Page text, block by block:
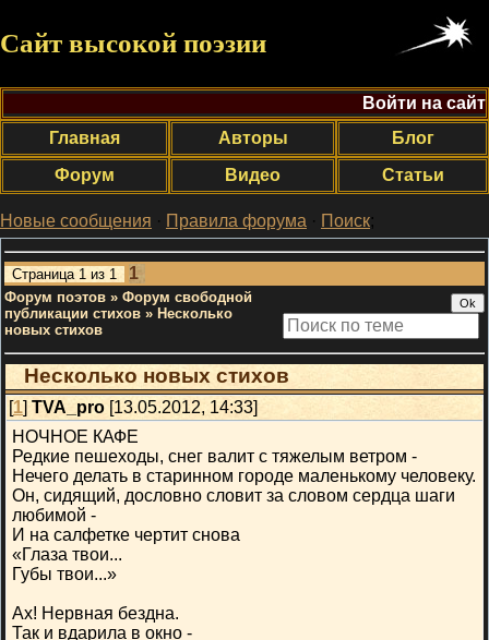
Сайт высокой поэзии
Войти на сайт
Главная
Авторы
Блог
Форум
Видео Статьи
Новые сообщения · Правила форума · Поиск;
Страница 1 из 1 1
Форум поэтов » Форум свободной
публикации стихов » Несколько
новых стихов
Несколько новых стихов
[1] TVA_pro [13.05.2012, 14:33]
НОЧНОЕ КАФЕ
Редкие пешеходы, снег валит с тяжелым ветром -
Нечего делать в старинном городе маленькому человеку.
Он, сидящий, дословно словит за словом сердца шаги
любимой -
И на салфетке чертит снова
«Глаза твои...
Губы твои...»
Ах! Нервная бездна.
Так и вдарила в окно -